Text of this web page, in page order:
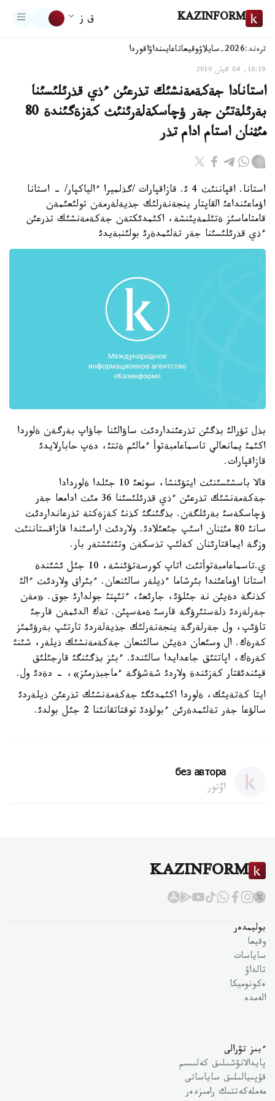
KAZINFORM ق ز
ترەند:2026-سايلاۋ وقيعاتاعايىنداۋاقوردا
16:19, 04 اقپان 2010
استانادا جةكةمةنشئك تذرعئن ءذي قذرئلئسئنا
بةرئلةتئن جةر ؤچاسكةلةرئنئث كةزةگئندة 80
مئثنان استام ادام تذر
استانا. اقپاننئث 4 ئ. قازاقپارات /گذلميرا ءالياكپار/ - استانا
اؤماعئنداعئ القاپتار ينجةنةرلئك جذيةلةرمةن تولئعئمةن
قامتاماسئز ةتئلمةيئنشة، اكئمدئكتةن جةكةمةنشئك تذرعئن
ءذي قذرئلئسئنا جةر تةلئمدةرئ بولئنبةيدئ
بذل تؤرالئ بذگئن تذرعئنداردئث ساؤالئنا جاؤاپ بةرگةن ةلوردا
اكئمئ يمانعالي تاسماعامبةتوأ ءمالئم ةتتئ، دةپ حابارلايدئ
قازاقپارات.
قالا باسشئسئنئث ايتؤئنشا، سوثعئ 10 جئلدا ةلوردادا
جةكةمةنشئك تذرعئن ءذي قذرئلئسئنا 36 مئث ادامعا جةر
ؤچاسكةسئ بةرئلگةن. بذگئنگئ كذنئ كةزةكتة تذرعانداردئث
سانئ 80 مئثنان اسئپ جئعئلادئ. ولاردئث اراسئندا قازاقستاننئث
وزگة ايماقتارئنان كةلئپ تذسكةن وتئنئشتةر بار.
ي.تاسماعامبةتوأتئث اتاپ كورسةتؤئنشة، 10 جئل ئشئندة
استانا اؤماعئندا بئرشاما ءذيلةر سالئنعان. ءبئراق ولاردئث ءالئ
كذنگة دةيئن نة جئلؤئ، جارئعئ، ءتئپتئ جولدارئ جوق. «مةن
جةرلةردئ ذلةستئرؤگة قارسئ ةمةسپئن. تةك الدئمةن قارجئ
تاؤئپ، ول جةرلةرگة ينجةنةرلئك جذيةلةردئ تارتئپ بةرؤئمئز
كةرةك. ال وسئعان دةيئن سالئنعان جةكةمةنشئك ذيلةر، شئنئ
كةرةك، اپاتتئق جاعدايدا سالئندئ. ءبئز بذگئنگئ قارجئلئق
قيئندئقتار كةزئندة ولاردئ شةشؤگة ءماجبذرمئز»، - دةدئ ول.
ايتا كةتةيئك، ةلوردا اكئمدئگئ جةكةمةنشئك تذرعئن ذيلةردئ
سالؤعا جةر تةلئمدةرئن ءبولؤدئ توقتاتقانئنا 2 جئل بولدئ.
без автора
اۆتور
KAZINFORM
بوليمدەر
وقيعا
ساياسات
تالداۋ
ەكونوميكا
الەمدە
ءبىز تۋرالى
پايدالانۋشىلىق كەلىسىم
قۇپىيالىلىق ساياساتى
مەملەكەتتىك رامىزدەر